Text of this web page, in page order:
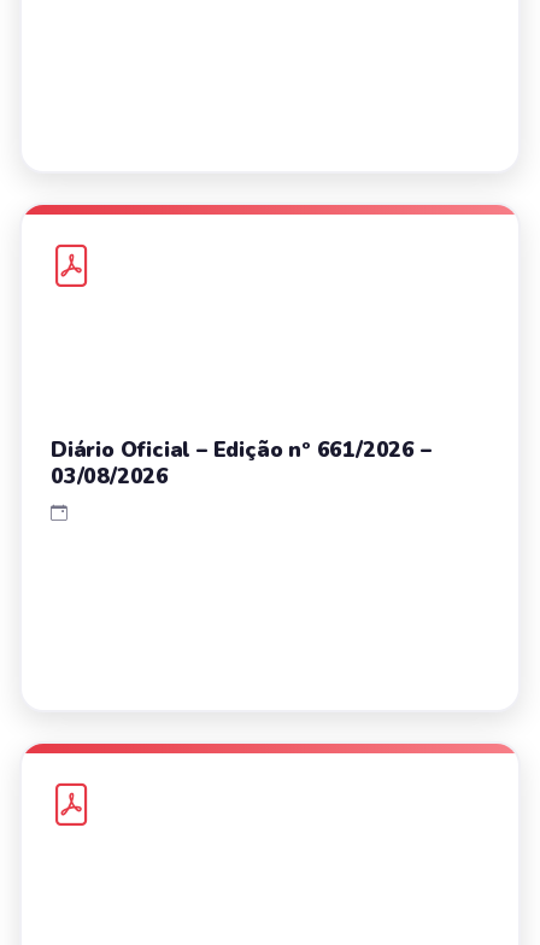
Diário Oficial – Edição nº 661/2026 –
03/08/2026